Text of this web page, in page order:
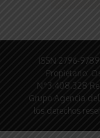
ISSN 2796-
Propietario:
N°3.408.328
Grupo Agencia
los derechos